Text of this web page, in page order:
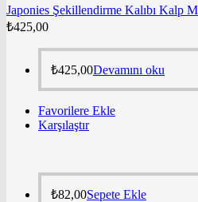
Japonies Şekillendirme Kalıbı Kalp
₺425,00
₺425,00Devamını oku
Favorilere Ekle
Karşılaştır
₺82,00Sepete Ekle